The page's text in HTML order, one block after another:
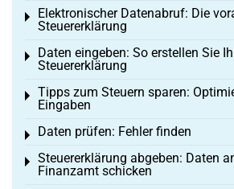
Elektronischer Datenabruf: Die
Steuererklärung
Toggle menu
Daten eingeben: So erstellen Sie
Steuererklärung
Toggle menu
Tipps zum Steuern sparen:
Eingaben
Toggle menu
Daten prüfen: Fehler finden
Toggle menu
Steuererklärung abgeben: Daten
Finanzamt schicken
Toggle menu